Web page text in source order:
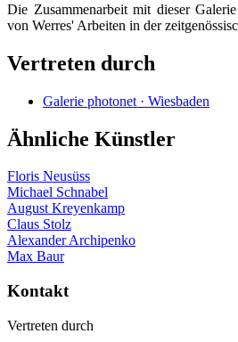
Die Zusammenarbeit mit dieser
von Werres' Arbeiten in der
Vertreten durch
Galerie photonet · Wiesbaden
Ähnliche Künstler
Floris Neusüss
Michael Schnabel
August Kreyenkamp
Claus Stolz
Alexander Archipenko
Max Baur
Kontakt
Vertreten durch